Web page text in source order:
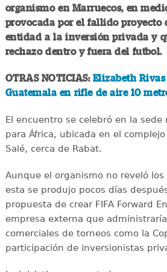
organismo en Marruecos, en
provocada por el fallido proyecto
entidad a la inversión privada y
rechazo dentro y fuera del futbol.
OTRAS NOTICIAS: Elizabeth
Guatemala en rifle de aire 10
El encuentro se celebró en la sede
para África, ubicada en el
Salé, cerca de Rabat.
Aunque el organismo no reveló
esta se produjo pocos días
propuesta de crear FIFA Forward
empresa externa que
comerciales de torneos como la
participación de inversionistas